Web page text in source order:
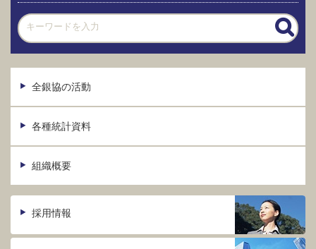
全銀協の活動
各種統計資料
組織概要
採用情報